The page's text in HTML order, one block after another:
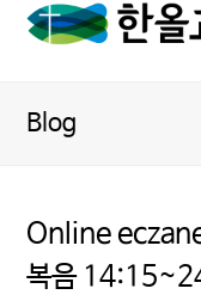
Blog
Online
복음